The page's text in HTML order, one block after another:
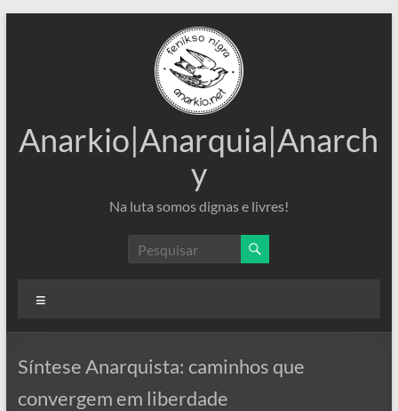
Anarkio|Anarquia|Anarch
y
Na luta somos dignas e livres!
Síntese Anarquista: caminhos que
convergem em liberdade